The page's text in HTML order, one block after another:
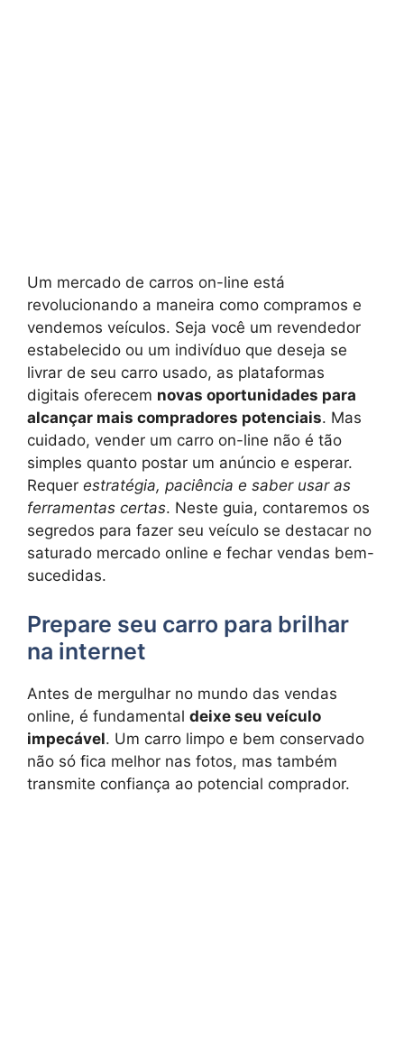
Um mercado de carros on-line está
revolucionando a maneira como compramos e
vendemos veículos. Seja você um revendedor
estabelecido ou um indivíduo que deseja se
livrar de seu carro usado, as plataformas
digitais oferecem novas oportunidades para
alcançar mais compradores potenciais. Mas
cuidado, vender um carro on-line não é tão
simples quanto postar um anúncio e esperar.
Requer estratégia, paciência e saber usar as
ferramentas certas. Neste guia, contaremos os
segredos para fazer seu veículo se destacar no
saturado mercado online e fechar vendas bem-
sucedidas.
Prepare seu carro para brilhar
na internet
Antes de mergulhar no mundo das vendas
online, é fundamental deixe seu veículo
impecável. Um carro limpo e bem conservado
não só fica melhor nas fotos, mas também
transmite confiança ao potencial comprador.